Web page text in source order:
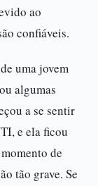
ao
confiáveis.
uma jovem
algumas
a se sentir
e ela ficou
de
tão grave. Se